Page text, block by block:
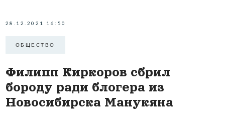
28.12.2021 16:50
ОБЩЕСТВО
Филипп Киркоров сбрил
бороду ради блогера из
Новосибирска Манукяна